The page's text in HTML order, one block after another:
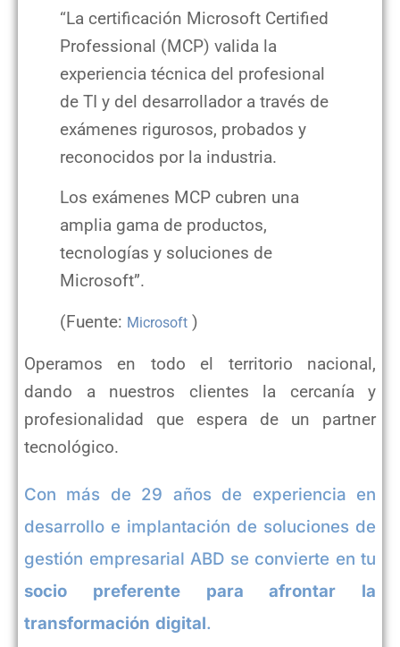
“La certificación Microsoft Certified
Professional (MCP) valida la
experiencia técnica del profesional
de TI y del desarrollador a través de
exámenes rigurosos, probados y
reconocidos por la industria.
Los exámenes MCP cubren una
amplia gama de productos,
tecnologías y soluciones de
Microsoft”.
(Fuente: Microsoft )
Operamos en todo el territorio nacional,
dando a nuestros clientes la cercanía y
profesionalidad que espera de un partner
tecnológico.
Con más de 29 años de experiencia en
desarrollo e implantación de soluciones de
gestión empresarial ABD se convierte en tu
socio preferente para afrontar la
transformación digital.